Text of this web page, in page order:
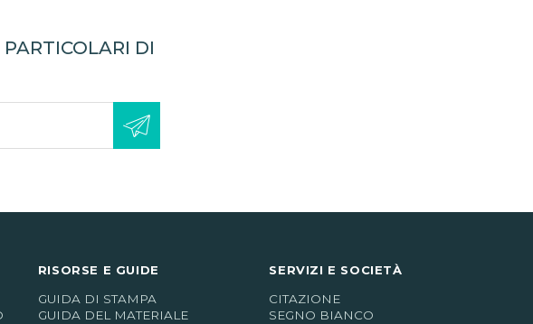
DI
RISORSE E GUIDE
GUIDA DI STAMPA
GUIDA DEL MATERIALE
SERVIZI E SOCIETÀ
CITAZIONE
SEGNO BIANCO